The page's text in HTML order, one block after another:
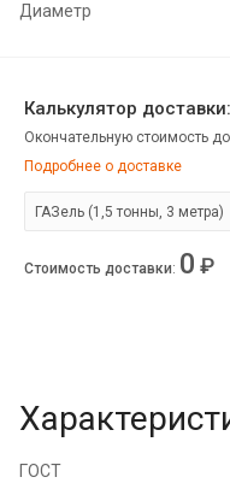
Диаметр
Калькулятор доставки:
Окончательную стоимость
Подробнее о доставке
Стоимость доставки: 0 ₽
ГОСТ